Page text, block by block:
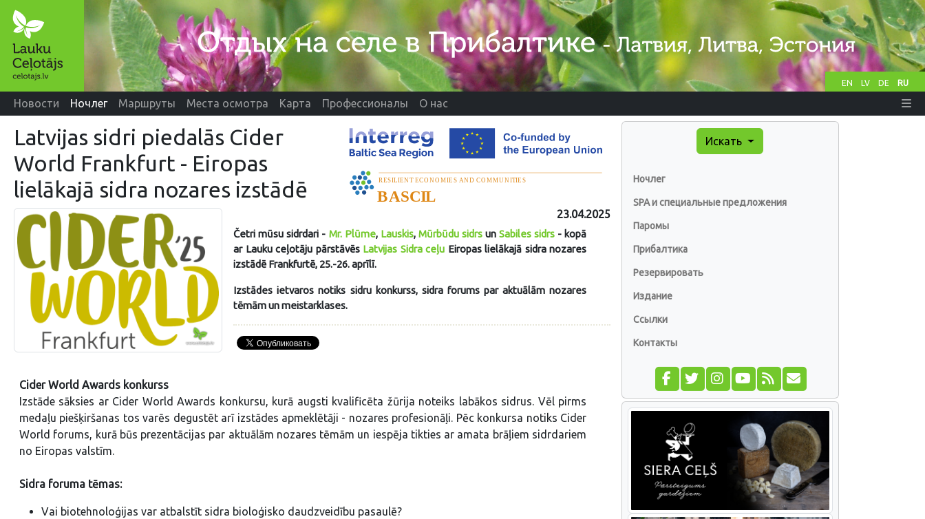
EN LV DE RU
Новости Ночлег Маршруты Места осмотра Карта Профессионалы О нас
Latvijas sidri piedalās Cider
World Frankfurt - Eiropas
lielākajā sidra nozares izstādē
23.04.2025
Četri mūsu sidrdari - Mr. Plūme, Lauskis, Mūrbūdu sidrsun Sabiles sidrs- kopā
ar Lauku ceļotāju pārstāvēs Latvijas Sidra ceļu Eiropas lielākajā sidra nozares
izstādē Frankfurtē, 25.-26. aprīlī.
Izstādes ietvaros notiks sidru konkurss, sidra forums par aktuālām nozares
tēmām un meistarklases.
Cider World Awards konkurss
Izstāde sāksies ar Cider World Awards konkursu, kurā augsti kvalificēta žūrija noteiks labākos sidrus. Vēl pirms
medaļu piešķiršanas tos varēs degustēt arī izstādes apmeklētāji - nozares profesionāļi. Pēc konkursa notiks Cider
World forums, kurā būs prezentācijas par aktuālām nozares tēmām un iespēja tikties ar amata brāļiem sidrdariem
no Eiropas valstīm.
Sidra foruma tēmas:
Vai biotehnoloģijas var atbalstīt sidra bioloģisko daudzveidību pasaulē?
Искать
Ночлег
SPA и специальные предложения
Паромы
Прибалтика
Резервировать
Издание
Ссылки
Контакты